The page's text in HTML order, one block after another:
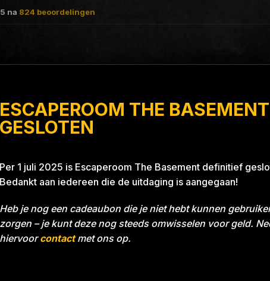
ESCAPEROOM THE
GESLOTEN
Per 1 juli 2025 is Escaperoom The Basement definitief
Bedankt aan iedereen die de uitdaging is aangegaan!
Heb je nog een cadeaubon die je niet hebt kunnen
zorgen – je kunt deze nog steeds omwisselen voor geld.
hiervoorcontactmet ons op.
na 824 beoordelingen
Blue 26A8